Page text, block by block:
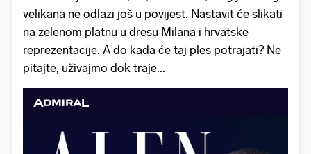
velikana ne odlazi još u povijest. Nastavit će slikati
na zelenom platnu u dresu Milana i hrvatske
reprezentacije. A do kada će taj ples potrajati? Ne
pitajte, uživajmo dok traje...